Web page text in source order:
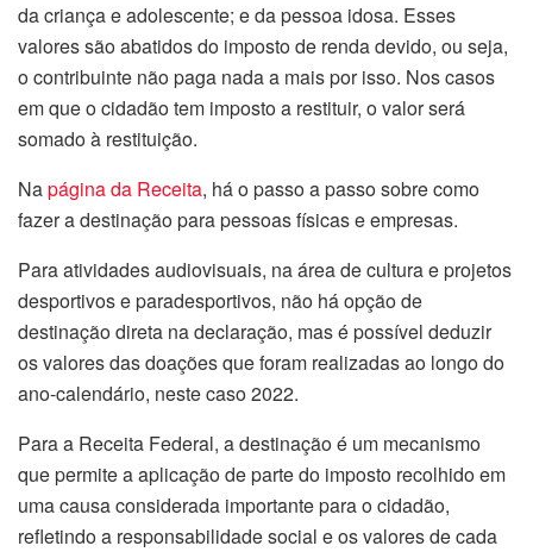
da criança e adolescente; e da pessoa idosa. Esses
valores são abatidos do imposto de renda devido, ou seja,
o contribuinte não paga nada a mais por isso. Nos casos
em que o cidadão tem imposto a restituir, o valor será
somado à restituição.
Napágina da Receita, há o passo a passo sobre como
fazer a destinação para pessoas físicas e empresas.
Para atividades audiovisuais, na área de cultura e projetos
desportivos e paradesportivos, não há opção de
destinação direta na declaração, mas é possível deduzir
os valores das doações que foram realizadas ao longo do
ano-calendário, neste caso 2022.
Para a Receita Federal, a destinação é um mecanismo
que permite a aplicação de parte do imposto recolhido em
uma causa considerada importante para o cidadão,
refletindo a responsabilidade social e os valores de cada